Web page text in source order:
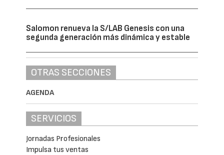
Salomon renueva la S/LAB Genesis con una
segunda generación más dinámica y estable
OTRAS SECCIONES
AGENDA
SERVICIOS
Jornadas Profesionales
Impulsa tus ventas